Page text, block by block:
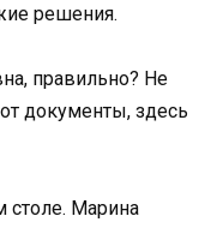
решения.
правильно? Не
документы, здесь
столе. Марина